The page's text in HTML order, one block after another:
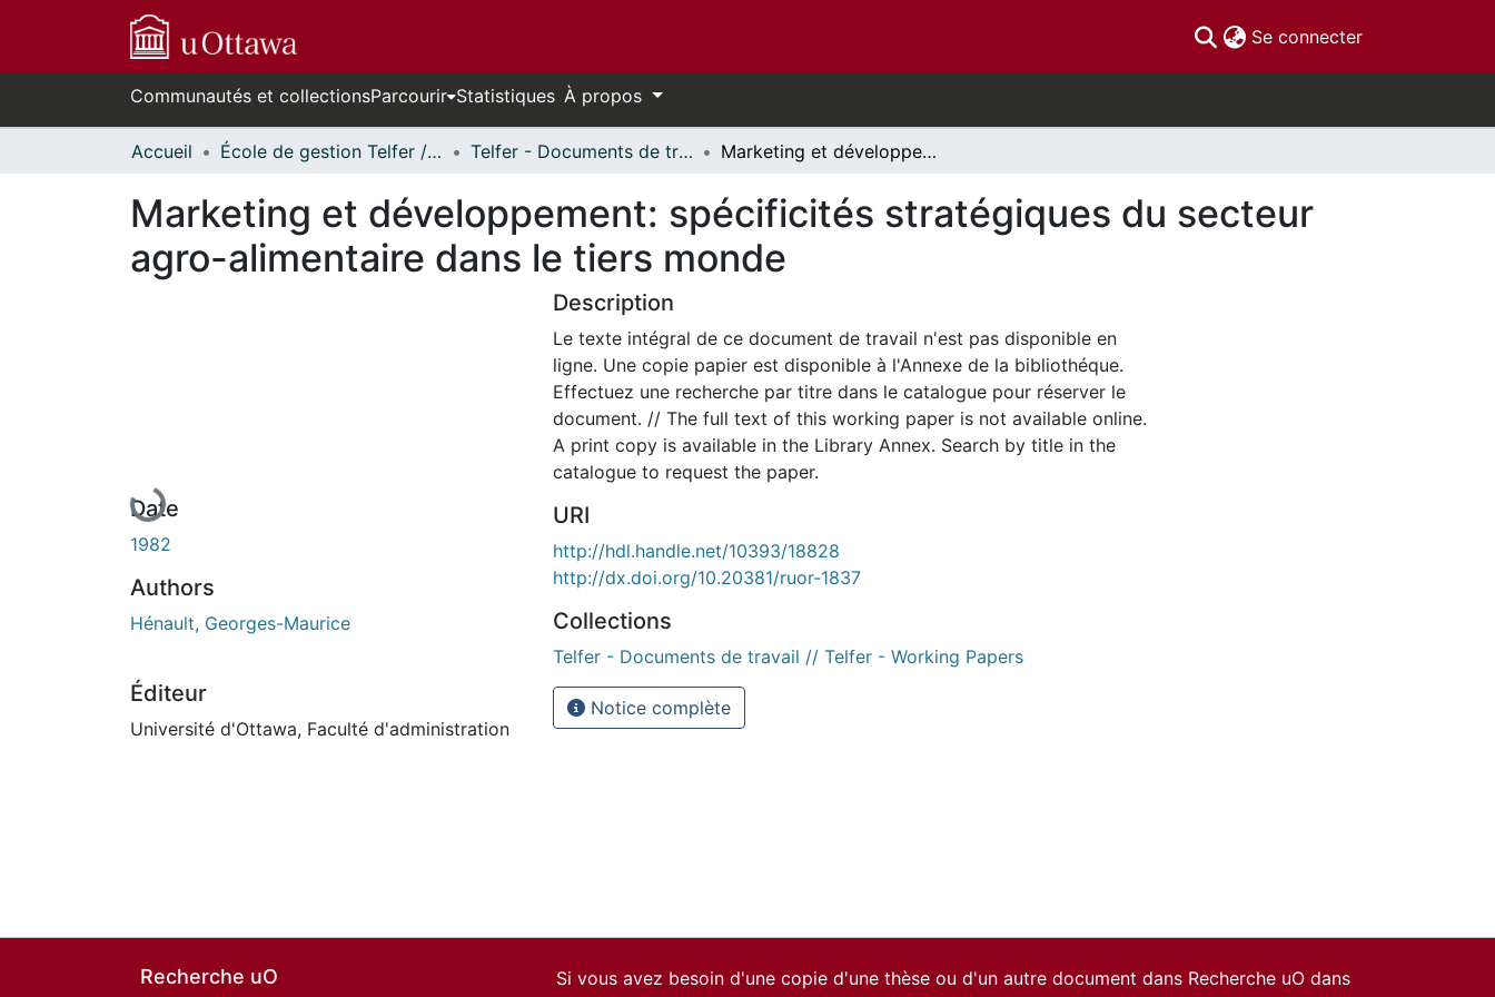
Se connecter(current)
Communautés et collectionsParcourir Statistiques À propos
Accueil École de gestion Telfer // Telfer School of Management Telfer - Documents de travail // Telfer - Working Papers Marketing et développement: spécificités stratégiques du secteur agro-alimentaire dans le tiers monde
Marketing et développement: spécificités stratégiques du secteur
agro-alimentaire dans le tiers monde
En cours de chargement...
Date
1982
Authors
Hénault, Georges-Maurice
Éditeur
Université d'Ottawa, Faculté d'administration
Description
Le texte intégral de ce document de travail n'est pas disponible en
ligne. Une copie papier est disponible à l'Annexe de la bibliothéque.
Effectuez une recherche par titre dans le catalogue pour réserver le
document. // The full text of this working paper is not available online.
A print copy is available in the Library Annex. Search by title in the
catalogue to request the paper.
URI
http://hdl.handle.net/10393/18828
http://dx.doi.org/10.20381/ruor-1837
Collections
Telfer - Documents de travail // Telfer - Working Papers
Notice complète
Recherche uO
Si vous avez besoin d'une copie d'une thèse ou d'un autre document dans Recherche uO dans